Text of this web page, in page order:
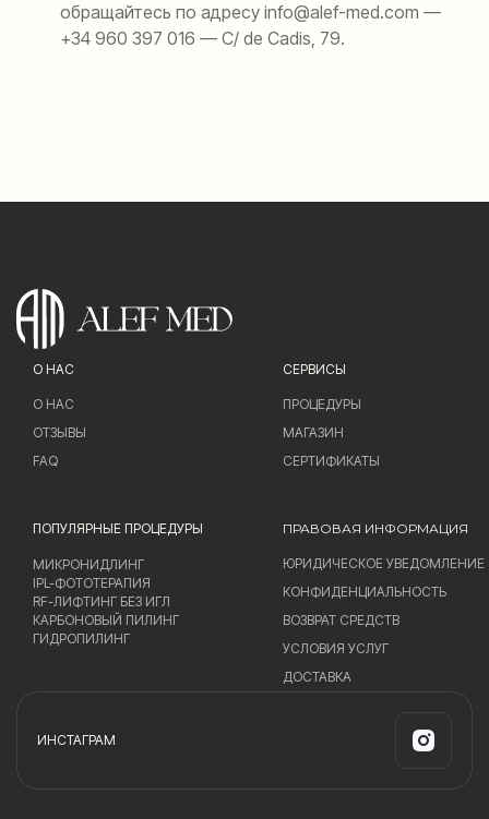
обращайтесь по адресу info@alef-med.com —
+34 960 397 016 — C/ de Cadis, 79.
О НАС
О НАС
ОТЗЫВЫ
FAQ
СЕРВИСЫ
ПРОЦЕДУРЫ
МАГАЗИН
СЕРТИФИКАТЫ
ПОПУЛЯРНЫЕ ПРОЦЕДУРЫ
МИКРОНИДЛИНГ
IPL-ФОТОТЕРАПИЯ
RF-ЛИФТИНГ БЕЗ ИГЛ
КАРБОНОВЫЙ ПИЛИНГ
ГИДРОПИЛИНГ
ПРАВОВАЯ ИНФОРМАЦИЯ
ЮРИДИЧЕСКОЕ УВЕДОМЛЕНИЕ
КОНФИДЕНЦИАЛЬНОСТЬ
ВОЗВРАТ СРЕДСТВ
УСЛОВИЯ УСЛУГ
ДОСТАВКА
ИНСТАГРАМ